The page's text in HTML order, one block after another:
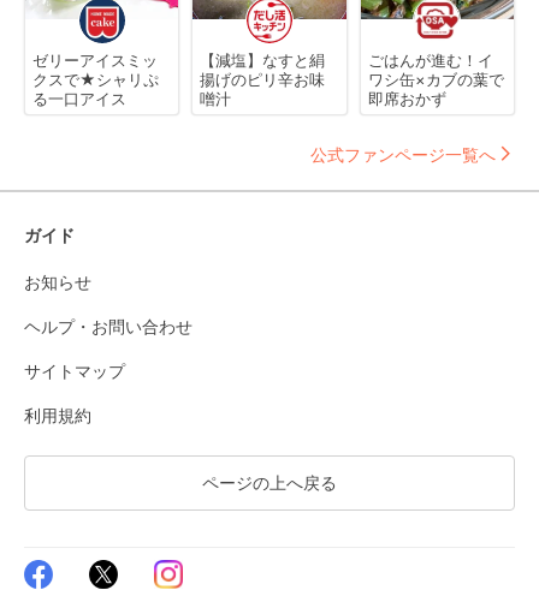
ゼリーアイスミッ
クスで★シャリぷ
る一口アイス
【減塩】なすと絹
揚げのピリ辛お味
噌汁
ごはんが進む！イ
ワシ缶×カブの葉で
即席おかず
公式ファンページ一覧へ
ガイド
お知らせ
ヘルプ・お問い合わせ
サイトマップ
利用規約
ページの上へ戻る